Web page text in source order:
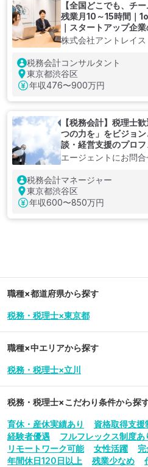
【全国どこでも、チ
残業月10～15時間｜
｜スタートアップ企
株式会社アントレイ
税務会計コンサルタント
東京都渋谷区
年収476〜900万円
【税務会計】税理士
つの力を」をビジョ
談・経営支援のプロ
人
エージェントにお問
税務会計マネージャー
東京都渋谷区
年収600〜850万円
職種×都道府県から探す
税務・税理士×東京都
職種×中エリアから探す
税務・税理士×立川
税務・税理士×こだわり条件から探
育休・産休実績あり 資格取得支援
経験者優遇
フルフレックス制度あ
リモートワーク可能
女性活躍
年間休日120日以上
残業少なめ